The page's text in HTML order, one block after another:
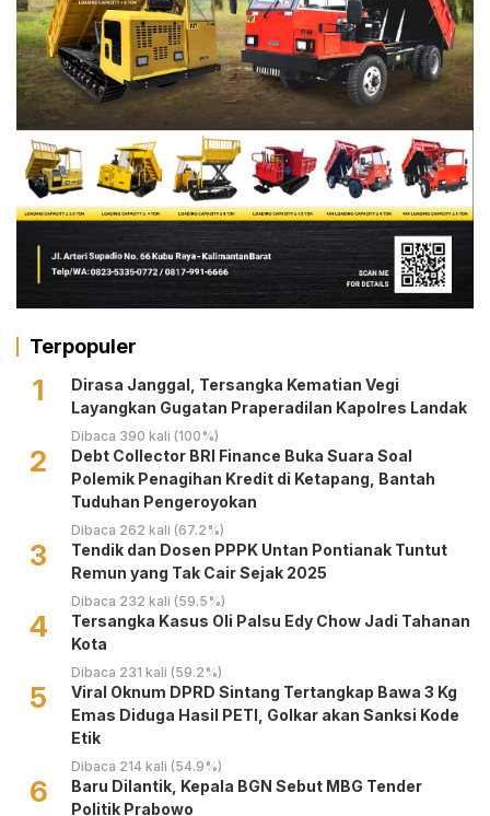
Terpopuler
1
Dirasa Janggal, Tersangka Kematian Vegi
Layangkan Gugatan Praperadilan Kapolres Landak
Dibaca 390 kali (100%)
2
Debt Collector BRI Finance Buka Suara Soal
Polemik Penagihan Kredit di Ketapang, Bantah
Tuduhan Pengeroyokan
Dibaca 262 kali (67.2%)
3
Tendik dan Dosen PPPK Untan Pontianak Tuntut
Remun yang Tak Cair Sejak 2025
Dibaca 232 kali (59.5%)
4
Tersangka Kasus Oli Palsu Edy Chow Jadi Tahanan
Kota
Dibaca 231 kali (59.2%)
5
Viral Oknum DPRD Sintang Tertangkap Bawa 3 Kg
Emas Diduga Hasil PETI, Golkar akan Sanksi Kode
Etik
Dibaca 214 kali (54.9%)
6
Baru Dilantik, Kepala BGN Sebut MBG Tender
Politik Prabowo